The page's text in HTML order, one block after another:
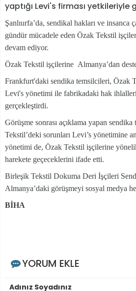
yaptığı Levi's firması yetkileriyle
Şanlıurfa’da, sendikal hakları ve insanca
gündür mücadele eden Özak Tekstil
devam ediyor.
Özak Tekstil işçilerine Almanya’dan
Frankfurt'daki sendika temsilcileri, Özak
Levi's yönetimi ile fabrikadaki hak
gerçekleştirdi.
Görüşme sonrası açıklama yapan
Tekstil’deki sorunları Levi’s yönetimine
yönetimi de, Özak Tekstil işçilerine
harekete geçeceklerini ifade etti.
Birleşik Tekstil Dokuma Deri İşçileri
Almanya’daki görüşmeyi sosyal medya
BİHA
YORUM EKLE
Adınız Soyadınız